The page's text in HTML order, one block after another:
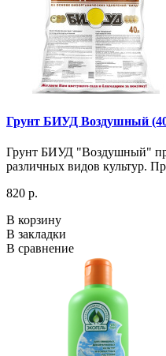
Грунт БИУД Воздушный
Грунт БИУД "Воздушный"
различных видов культур.
820 р.
В корзину
В закладки
В сравнение